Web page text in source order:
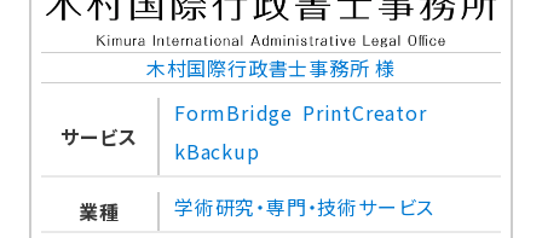
木村国際行政書士事務所 様
サービス
FormBridge PrintCreator
kBackup
業種 学術研究・専門・技術サービス